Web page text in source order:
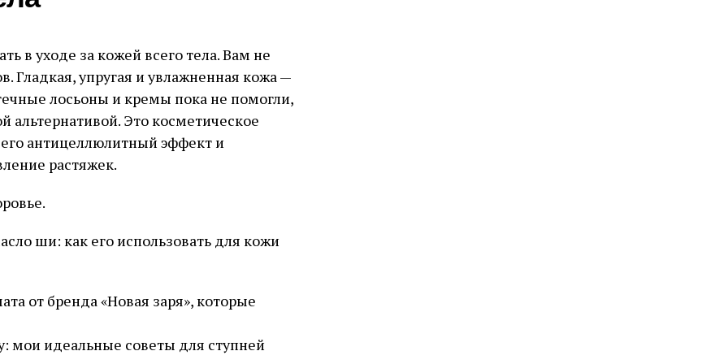
в уходе за кожей всего тела. Вам не
Гладкая, упругая и увлажненная кожа —
лосьоны и кремы пока не помогли,
альтернативой. Это косметическое
антицеллюлитный эффект и
растяжек.
ши: как его использовать для кожи
от бренда «Новая заря», которые
мои идеальные советы для ступней